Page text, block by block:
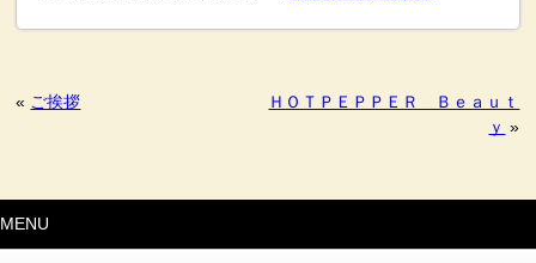
« ご挨拶
ＨＯＴＰＥＰＰＥＲ Ｂｅａｕｔ
ｙ »
MENU